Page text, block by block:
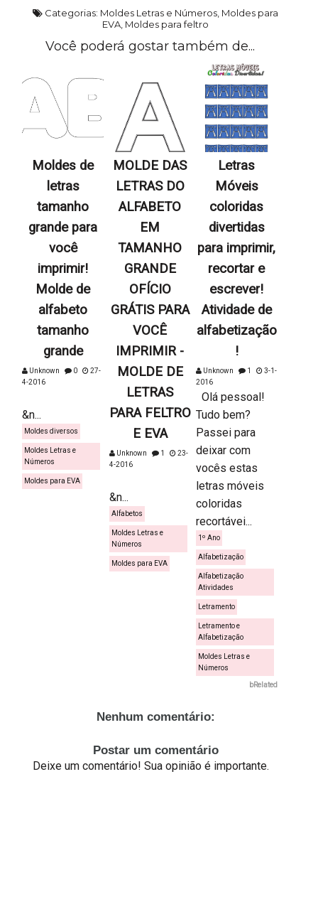
Categorias: Moldes Letras e Números Moldes para
EVA Moldes para feltro
Você poderá gostar também de...
Moldes de
letras
tamanho
grande para
você
imprimir!
Molde de
alfabeto
tamanho
grande
Unknown 0
27-
4-2016
&n...
Moldes diversos
Moldes Letras e
Números
Moldes para EVA
MOLDE DAS
LETRAS DO
ALFABETO
EM
TAMANHO
GRANDE
OFÍCIO
GRÁTIS PARA
VOCÊ
IMPRIMIR -
MOLDE DE
LETRAS
PARA FELTRO
E EVA
Unknown 1
23-
4-2016
&n...
Alfabetos
Moldes Letras e
Números
Moldes para EVA
Letras
Móveis
coloridas
divertidas
para imprimir,
recortar e
escrever!
Atividade de
alfabetização
!
Unknown 1
3-1-
2016
Olá pessoal!
Tudo bem?
Passei para
deixar com
vocês estas
letras móveis
coloridas
recortávei...
1º Ano
Alfabetização
Alfabetização
Atividades
Letramento
Letramento e
Alfabetização
Moldes Letras e
Números
bRelated
Nenhum comentário:
Postar um comentário
Deixe um comentário! Sua opinião é importante.